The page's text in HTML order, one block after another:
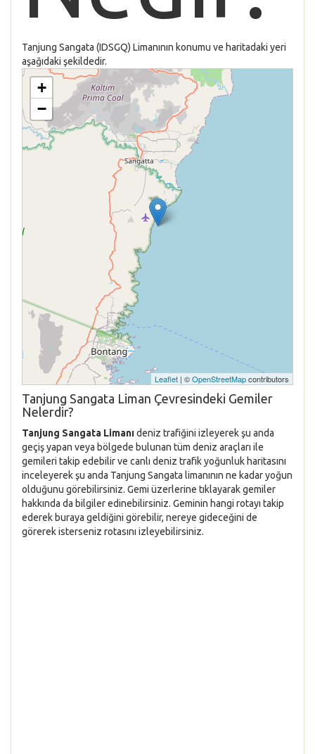
Tanjung Sangata (IDSGQ) Limanının konumu ve haritadaki yeri
aşağıdaki şekildedir.
+
−
Leaflet | ©OpenStreetMapcontributors
Tanjung Sangata Liman Çevresindeki Gemiler
Nelerdir?
Tanjung Sangata Limanıdeniz trafiğini izleyerek şu anda
geçiş yapan veya bölgede bulunan tüm deniz araçları ile
gemileri takip edebilir ve canlı deniz trafik yoğunluk haritasını
inceleyerek şu anda Tanjung Sangata limanının ne kadar yoğun
olduğunu görebilirsiniz. Gemi üzerlerine tıklayarak gemiler
hakkında da bilgiler edinebilirsiniz. Geminin hangi rotayı takip
ederek buraya geldiğini görebilir, nereye gideceğini de
görerek isterseniz rotasını izleyebilirsiniz.